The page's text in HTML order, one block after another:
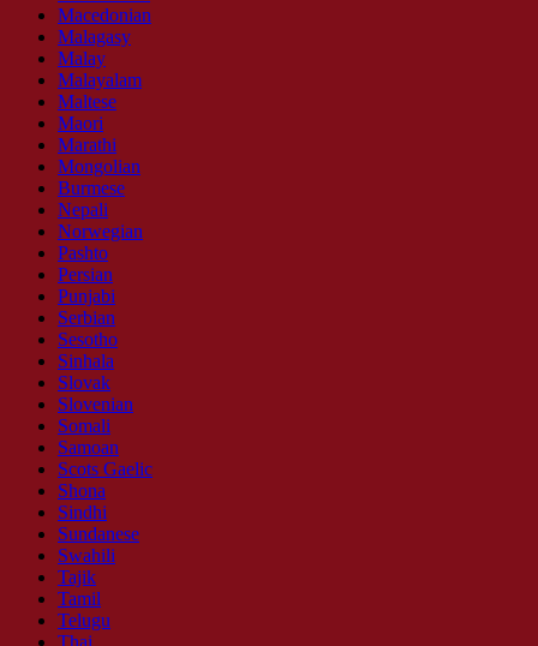
Macedonian
Malagasy
Malay
Malayalam
Maltese
Maori
Marathi
Mongolian
Burmese
Nepali
Norwegian
Pashto
Persian
Punjabi
Serbian
Sesotho
Sinhala
Slovak
Slovenian
Somali
Samoan
Scots Gaelic
Shona
Sindhi
Sundanese
Swahili
Tajik
Tamil
Telugu